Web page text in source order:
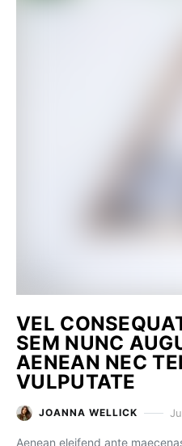
VEL
SEM NUNC
AENEAN NEC
VULPUTATE
JOANNA WELLICK
Aenean eleifend ante